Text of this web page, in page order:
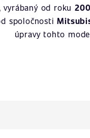
vyrábaný od roku
spoločnosti
úpravy tohto